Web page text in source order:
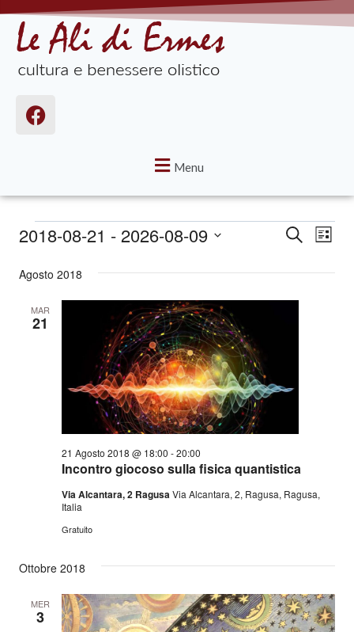
Menu
Eventi
e
Cerca
Lista
2018-08-21 - 2026-08-09
la
Agosto 2018
MAR
21
Incontro giocoso sulla fisica quantistica
21 Agosto 2018 @ 18:00 -20:00
Via Alcantara, 2 RagusaVia Alcantara, 2, Ragusa, Ragusa,
Italia
Gratuito
Ottobre 2018
MER
3